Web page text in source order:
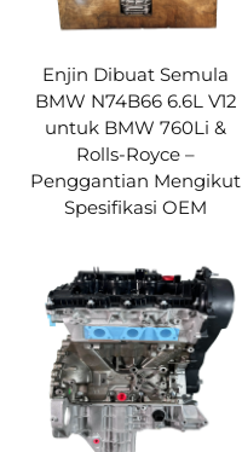
Enjin Dibuat Semula
BMW N74B66 6.6L V12
untuk BMW 760Li &
Rolls-Royce –
Penggantian Mengikut
Spesifikasi OEM